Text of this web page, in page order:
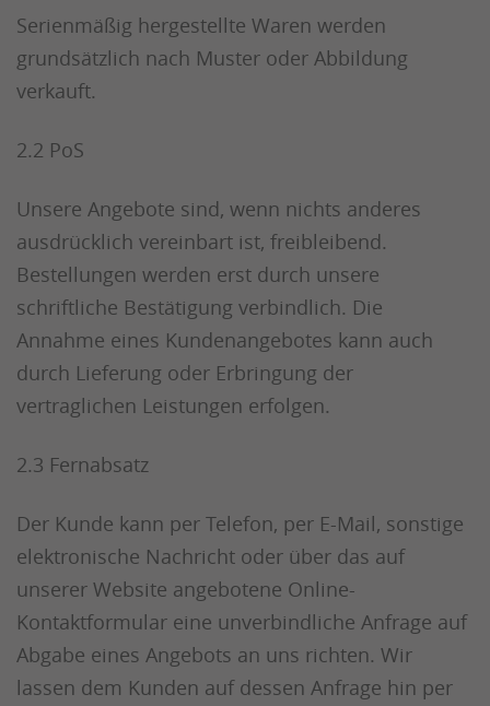
Serienmäßig hergestellte Waren werden
grundsätzlich nach Muster oder Abbildung
verkauft.
2.2 PoS
Unsere Angebote sind, wenn nichts anderes
ausdrücklich vereinbart ist, freibleibend.
Bestellungen werden erst durch unsere
schriftliche Bestätigung verbindlich. Die
Annahme eines Kundenangebotes kann auch
durch Lieferung oder Erbringung der
vertraglichen Leistungen erfolgen.
2.3 Fernabsatz
Der Kunde kann per Telefon, per E-Mail, sonstige
elektronische Nachricht oder über das auf
unserer Website angebotene Online-
Kontaktformular eine unverbindliche Anfrage auf
Abgabe eines Angebots an uns richten. Wir
lassen dem Kunden auf dessen Anfrage hin per